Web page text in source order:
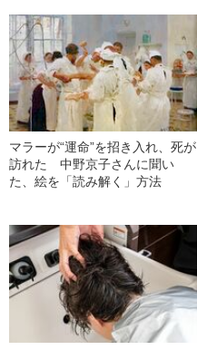
マラーが“運命”を招き入れ、死が
訪れた 中野京子さんに聞い
た、絵を「読み解く」方法